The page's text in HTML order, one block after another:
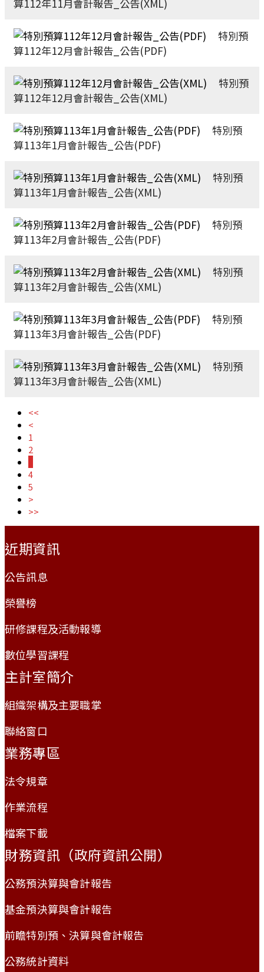
算112年11月會計報告_公告(XML)
特別預
算112年12月會計報告_公告(PDF)
特別預
算112年12月會計報告_公告(XML)
特別預
算113年1月會計報告_公告(PDF)
特別預
算113年1月會計報告_公告(XML)
特別預
算113年2月會計報告_公告(PDF)
特別預
算113年2月會計報告_公告(XML)
特別預
算113年3月會計報告_公告(PDF)
特別預
算113年3月會計報告_公告(XML)
<<
<
1
2
4
5
>
>>
近期資訊
公告訊息
榮譽榜
研修課程及活動報導
數位學習課程
主計室簡介
組織架構及主要職掌
聯絡窗口
業務專區
法令規章
作業流程
檔案下載
財務資訊（政府資訊公開）
公務預決算與會計報告
基金預決算與會計報告
前瞻特別預、決算與會計報告
公務統計資料